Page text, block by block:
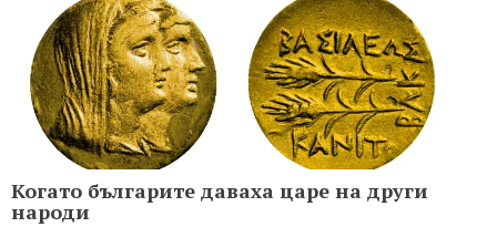
Когато българите даваха царе на други
народи